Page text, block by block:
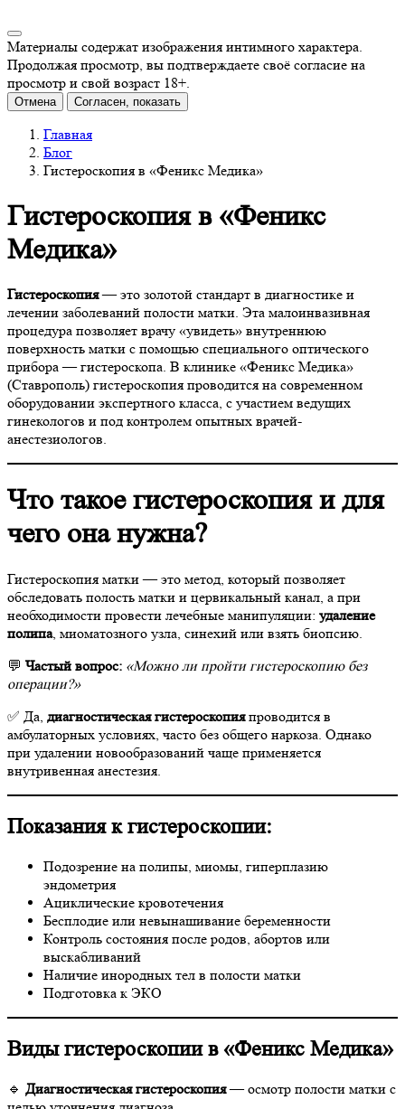
Материалы содержат изображения интимного характера.
Продолжая просмотр, вы подтверждаете своё согласие на
просмотр и свой возраст 18+.
Отмена Согласен, показать
Главная
Блог
Гистероскопия в «Феникс Медика»
Гистероскопия в «Феникс
Медика»
Гистероскопия— это золотой стандарт в диагностике и
лечении заболеваний полости матки. Эта малоинвазивная
процедура позволяет врачу «увидеть» внутреннюю
поверхность матки с помощью специального оптического
прибора — гистероскопа. В клинике «Феникс Медика»
(Ставрополь) гистероскопия проводится на современном
оборудовании экспертного класса, с участием ведущих
гинекологов и под контролем опытных врачей-
анестезиологов.
Что такое гистероскопия и для
чего она нужна?
Гистероскопия матки — это метод, который позволяет
обследовать полость матки и цервикальный канал, а при
необходимости провести лечебные манипуляции: удаление
полипа, миоматозного узла, синехий или взять биопсию.
💬 Частый вопрос: «Можно ли пройти гистероскопию без
операции?»
✅ Да, диагностическая гистероскопияпроводится в
амбулаторных условиях, часто без общего наркоза. Однако
при удалении новообразований чаще применяется
внутривенная анестезия.
Показания к гистероскопии:
Подозрение на полипы, миомы, гиперплазию
эндометрия
Ациклические кровотечения
Бесплодие или невынашивание беременности
Контроль состояния после родов, абортов или
выскабливаний
Наличие инородных тел в полости матки
Подготовка к ЭКО
Виды гистероскопии в «Феникс Медика»
🔹 Диагностическая гистероскопия— осмотр полости матки с